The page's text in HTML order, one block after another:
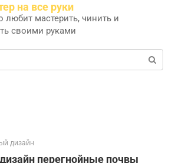
на все руки
любит мастерить, чинить и
своими руками
дизайн
перегнойные почвы